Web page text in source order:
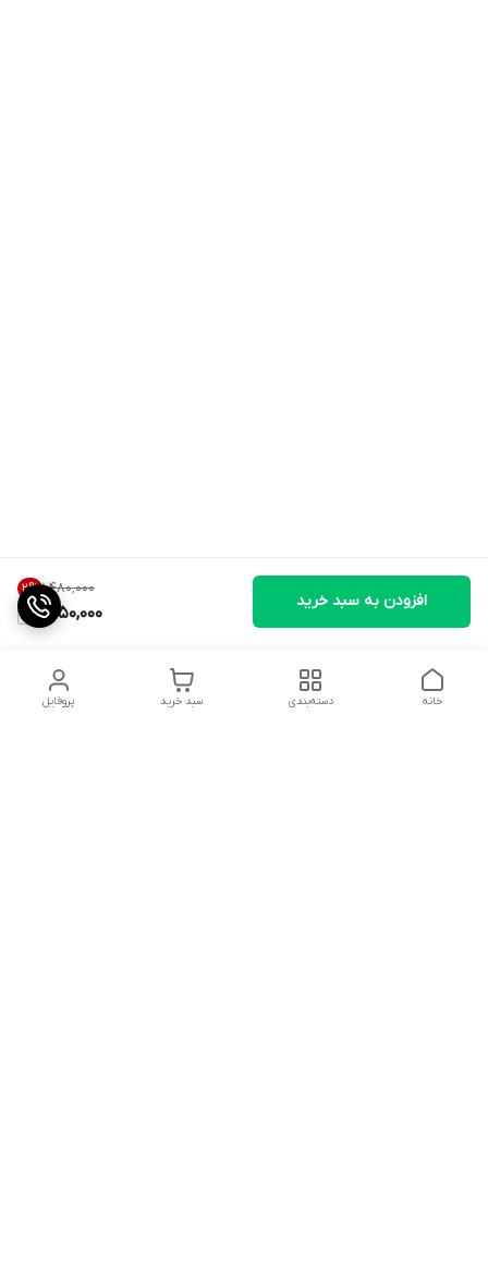
۱٬۴۸۰٬۰۰۰ 2%
1,450,000
افزودن به سبد خرید
پروفایل سبد خرید دسته‌بندی خانه